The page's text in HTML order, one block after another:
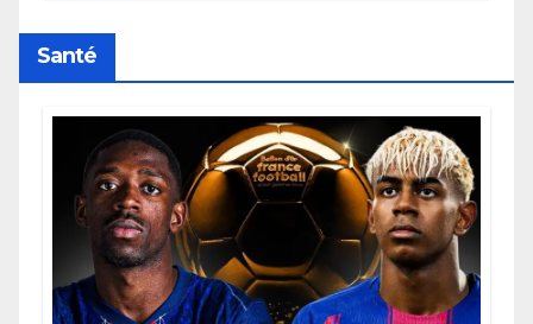
Santé